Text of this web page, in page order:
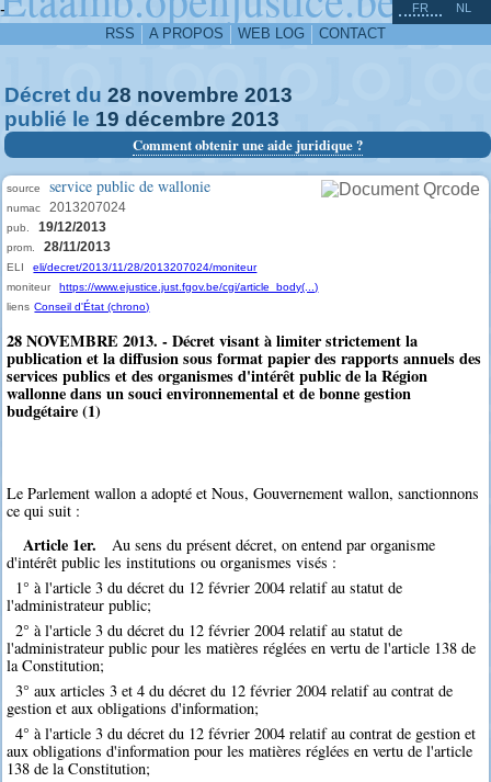
-
RSS A PROPOS WEB LOG CONTACT
FR NL
Décret du 28 novembre 2013
publié le 19 décembre 2013
Comment obtenir une aide juridique ?
source service public de wallonie
numac 2013207024
pub. 19/12/2013
prom. 28/11/2013
ELI
eli/decret/2013/11/28/2013207024/moniteur
moniteur
https://www.ejustice.just.fgov.be/cgi/article_body(...)
liens Conseil d'État (chrono)
28 NOVEMBRE 2013. - Décret visant à limiter strictement la
publication et la diffusion sous format papier des rapports annuels des
services publics et des organismes d'intérêt public de la Région
wallonne dans un souci environnemental et de bonne gestion
budgétaire (1)
Le Parlement wallon a adopté et Nous, Gouvernement wallon, sanctionnons
ce qui suit :
Article 1er.
Au sens du présent décret, on entend par organisme
d'intérêt public les institutions ou organismes visés :
1° à l'article 3 du décret du 12 février 2004 relatif au statut de
l'administrateur public;
2° à l'article 3 du décret du 12 février 2004 relatif au statut de
l'administrateur public pour les matières réglées en vertu de l'article 138 de
la Constitution;
3° aux articles 3 et 4 du décret du 12 février 2004 relatif au contrat de
gestion et aux obligations d'information;
4° à l'article 3 du décret du 12 février 2004 relatif au contrat de gestion et
aux obligations d'information pour les matières réglées en vertu de l'article
138 de la Constitution;
^